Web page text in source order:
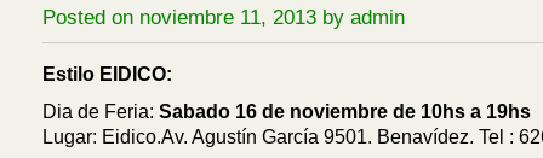
Posted on noviembre 11, 2013 by admin
Estilo EIDICO:
Dia de Feria: Sabado 16 de noviembre de 10hs a 19hs
Lugar: Eidico.Av. Agustín García 9501. Benavídez. Tel :